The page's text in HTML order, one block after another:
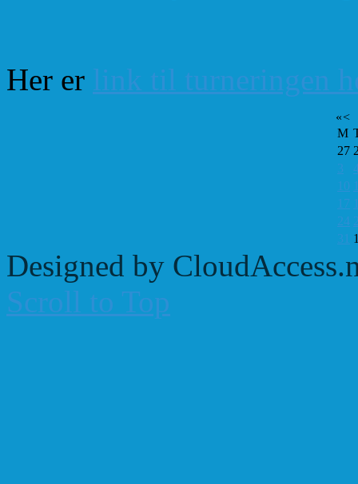
Her er link til turneringen
«<
M
27
3
10
17
24
31
Designed by
Scroll to Top